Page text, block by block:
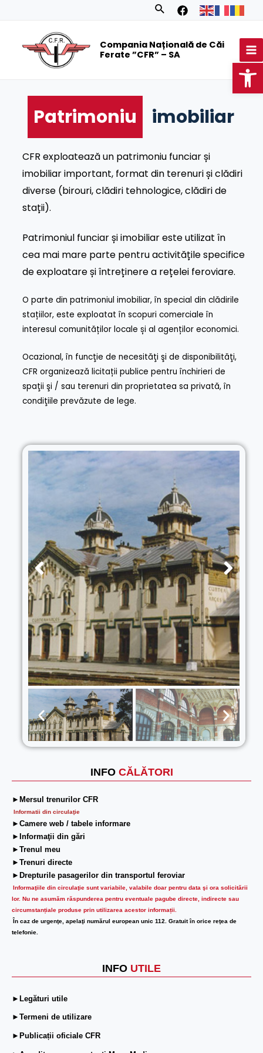
Search
Compania Națională de Căi
Ferate ”CFR” – SA
INFO CĂLĂTORI
►Mersul trenurilor CFR
Informatii din circulaţie
►Camere web / tabele informare
►Informaţii din gări
►Trenul meu
►Trenuri directe
►Drepturile pasagerilor din transportul feroviar
Informaţiile din circulaţie sunt variabile, valabile doar pentru data şi ora solicitării
lor. Nu ne asumăm răspunderea pentru eventuale pagube directe, indirecte sau
circumstanțiale produse prin utilizarea acestor informații.
În caz de urgenţe, apelaţi numărul european unic 112. Gratuit în orice reţea de
telefonie.
INFO UTILE
►Legături utile
►Termeni de utilizare
►Publicații oficiale CFR
Patrimoniu imobiliar
CFR exploatează un patrimoniu funciar și
imobiliar important, format din terenuri și clădiri
diverse (birouri, clădiri tehnologice, clădiri de
stații).
Patrimoniul funciar și imobiliar este utilizat în
cea mai mare parte pentru activitățile specifice
de exploatare și întreținere a rețelei feroviare.
O parte din patrimoniul imobiliar, în special din clădirile
stațiilor, este exploatat în scopuri comerciale în
interesul comunităților locale și al agenților economici.
Ocazional, în funcţie de necesităţi şi de disponibilităţi,
CFR organizeazălicitații publice pentru închirieri de
spaţii şi / sau terenuri din proprietatea sa privată, în
condiţiile prevăzute de lege.